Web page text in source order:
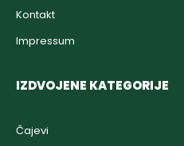
Kontakt
Impressum
IZDVOJENE KATEGORIJE
Čajevi